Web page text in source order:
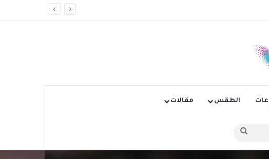
الطقس مقالات
عن